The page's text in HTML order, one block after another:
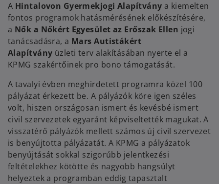
A Hintalovon Gyermekjogi Alapítvány a kiemelten
fontos programok hatásmérésének előkészítésére,
a Nők a Nőkért Egyesület az Erőszak Ellen jogi
tanácsadásra, a Mars Autistákért
Alapítvány üzleti terv alakításában nyerte el a
KPMG szakértőinek pro bono támogatását.
A tavalyi évben meghirdetett programra közel 100
pályázat érkezett be. A pályázók köre igen széles
volt, hiszen országosan ismert és kevésbé ismert
civil szervezetek egyaránt képviseltették magukat. A
visszatérő pályázók mellett számos új civil szervezet
is benyújtotta pályázatát. A KPMG a pályázatok
benyújtását sokkal szigorúbb jelentkezési
feltételekhez kötötte és nagyobb hangsúlyt
helyeztek a programban eddig tapasztalt